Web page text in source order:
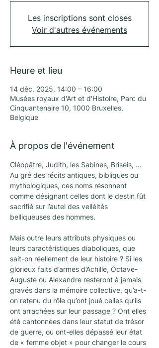
Les inscriptions sont closes
Voir d'autres événements
Heure et lieu
14 déc. 2025, 14:00 – 16:00
Musées royaux d'Art et d'Histoire, Parc du
Cinquantenaire 10, 1000 Bruxelles,
Belgique
À propos de l'événement
Cléopâtre, Judith, les Sabines, Briséis, …
Au gré des récits antiques, bibliques ou
mythologiques, ces noms résonnent
comme désignant celles dont le destin fût
sacrifié sur l’autel des velléités
belliqueuses des hommes.
Mais outre leurs attributs physiques ou
leurs caractéristiques diaboliques, que
sait-on réellement de leur histoire ? Si les
glorieux faits d’armes d’Achille, Octave-
Auguste ou Alexandre resteront à jamais
gravés dans la mémoire collective, qu’a-t-
on retenu du rôle qu’ont joué celles qu’ils
ont arrachées sur leur passage ? Ont elles
été cantonnées dans leur statut de trésor
de guerre, ou ont-elles dépassé leur état
de « femme objet » pour changer le cours